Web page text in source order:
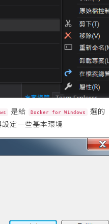
是給 Docker for Windows
選的
定一些基本環境